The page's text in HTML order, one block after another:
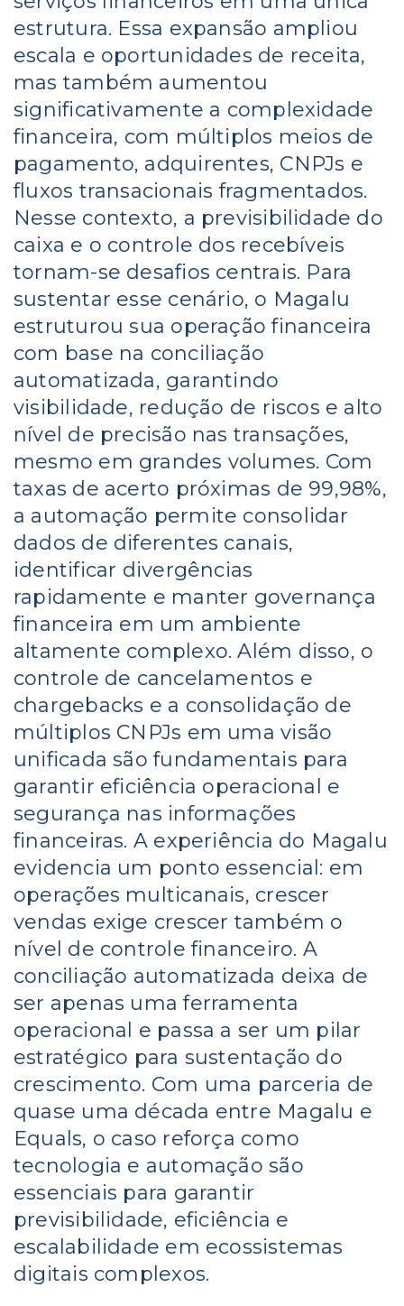
estrutura. Essa expansão ampliou
escala e oportunidades de receita,
mas também aumentou
significativamente a complexidade
financeira, com múltiplos meios de
pagamento, adquirentes, CNPJs e
fluxos transacionais fragmentados.
Nesse contexto, a previsibilidade do
caixa e o controle dos recebíveis
tornam-se desafios centrais. Para
sustentar esse cenário, o Magalu
estruturou sua operação financeira
com base na conciliação
automatizada, garantindo
visibilidade, redução de riscos e alto
nível de precisão nas transações,
mesmo em grandes volumes. Com
taxas de acerto próximas de 99,98%,
a automação permite consolidar
dados de diferentes canais,
identificar divergências
rapidamente e manter governança
financeira em um ambiente
altamente complexo. Além disso, o
controle de cancelamentos e
chargebacks e a consolidação de
múltiplos CNPJs em uma visão
unificada são fundamentais para
garantir eficiência operacional e
segurança nas informações
financeiras. A experiência do Magalu
evidencia um ponto essencial: em
operações multicanais, crescer
vendas exige crescer também o
nível de controle financeiro. A
conciliação automatizada deixa de
ser apenas uma ferramenta
operacional e passa a ser um pilar
estratégico para sustentação do
crescimento. Com uma parceria de
quase uma década entre Magalu e
Equals, o caso reforça como
tecnologia e automação são
essenciais para garantir
previsibilidade, eficiência e
escalabilidade em ecossistemas
digitais complexos.